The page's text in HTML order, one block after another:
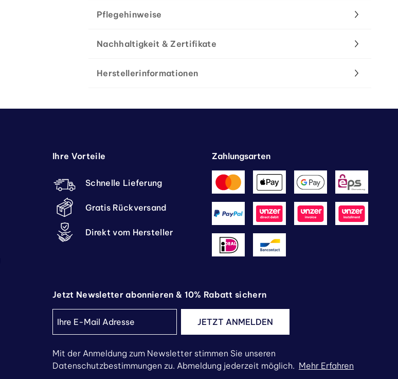
Pflegehinweise
Nachhaltigkeit & Zertifikate
Herstellerinformationen
Ihre Vorteile
Schnelle Lieferung
Gratis Rückversand
Direkt vom Hersteller
Zahlungsarten
Jetzt Newsletter abonnieren & 10% Rabatt sichern
JETZT ANMELDEN
Mit der Anmeldung zum Newsletter stimmen Sie unseren
Datenschutzbestimmungen zu. Abmeldung jederzeit möglich. Mehr Erfahren